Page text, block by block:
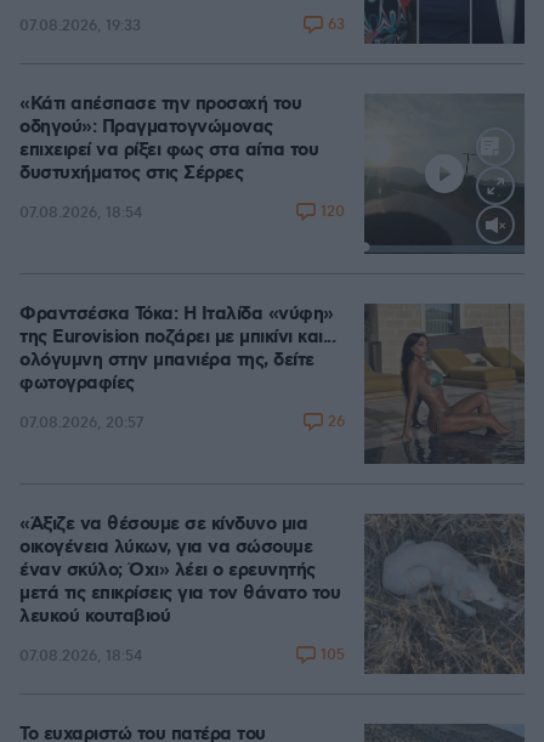
07.08.2026, 19:33 63
Loaded:
«Κάτι απέσπασε την προσοχή του
οδηγού»: Πραγματογνώμονας
επιχειρεί να ρίξει φως στα αίτια του
δυστυχήματος στις Σέρρες
07.08.2026, 18:54 120
Φραντσέσκα Τόκα: Η Ιταλίδα «νύφη»
της Eurovision ποζάρει με μπικίνι και...
ολόγυμνη στην μπανιέρα της, δείτε
φωτογραφίες
07.08.2026, 20:57 26
«Άξιζε να θέσουμε σε κίνδυνο μια
οικογένεια λύκων, για να σώσουμε
έναν σκύλο; Όχι» λέει ο ερευνητής
μετά τις επικρίσεις για τον θάνατο του
λευκού κουταβιού
07.08.2026, 18:54 105
Το ευχαριστώ του πατέρα του